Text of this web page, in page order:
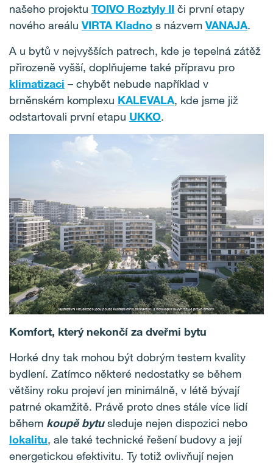
našeho projektu TOIVO Roztyly II či první etapy
nového areálu VIRTA Kladno s názvem VANAJA.
A u bytů v nejvyšších patrech, kde je tepelná zátěž
přirozeně vyšší, doplňujeme také přípravu pro
klimatizaci – chybět nebude například v
brněnském komplexu KALEVALA, kde jsme již
odstartovali první etapu UKKO.
Komfort, který nekončí za dveřmi bytu
Horké dny tak mohou být dobrým testem kvality
bydlení. Zatímco některé nedostatky se během
většiny roku projeví jen minimálně, v létě bývají
patrné okamžitě. Právě proto dnes stále více lidí
během koupě bytusleduje nejen dispozici nebo
lokalitu, ale také technické řešení budovy a její
energetickou efektivitu. Ty totiž ovlivňují nejen